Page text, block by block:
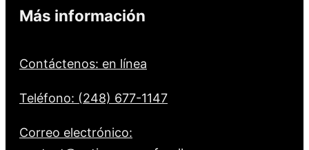
Más información
Contáctenos: en línea
Teléfono: (248) 677-1147
Correo electrónico: